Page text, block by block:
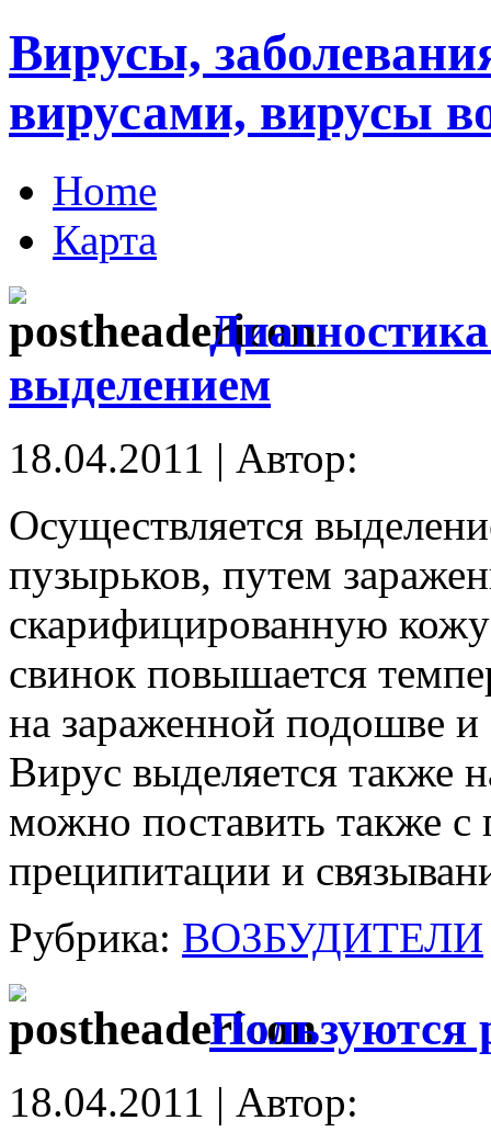
Вирусы,
вирусами, вирусы
Home
Карта
выделением
18.04.2011 | Автор:
Осуществляется
пузырьков, путем
скарифицированную
свинок повышается
на зараженной подошве и
Вирус выделяется также
можно поставить также
преципитации и
Рубрика: ВОЗБУДИТЕЛИ
Пользуются
18.04.2011 | Автор: